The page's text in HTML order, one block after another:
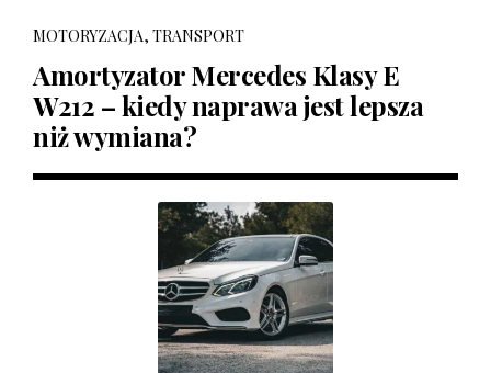
MOTORYZACJA, TRANSPORT
Amortyzator Mercedes Klasy E
W212 – kiedy naprawa jest lepsza
niż wymiana?